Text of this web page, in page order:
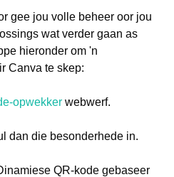
gee jou volle beheer oor jou
wat verder gaan as
hieronder om 'n
Canva te skep:
opwekker webwerf.
dan die besonderhede in.
QR-kode gebaseer